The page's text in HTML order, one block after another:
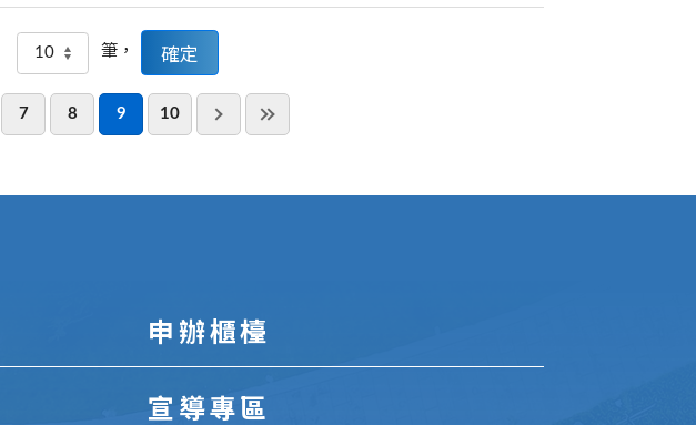
筆，
7 8 9 10
申辦櫃檯
宣導專區